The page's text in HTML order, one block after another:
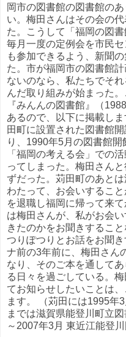
岡市の図書館の図書館の
い。梅田さんはその会の
た。こうして「福岡の図
毎月一度の定例会を市民
も参加できるよう、新聞
た。市が福岡市の図書館
ないのなら、私たちでそ
んだ取り組みが始まった
『みんんの図書館』（
あるので、以下に掲載し
田町に設置された図書館
り、1990年5月の図書館開
「福岡の考える会」での
ってしまった。梅田さん
ずだった。苅田町のあと
わたって、お会いするこ
を退職し福岡に帰って来
は梅田さんが、私がお会
きたのかをお聞きするこ
つりぽつりとお話をお聞
ナ前の3年前に、梅田さん
なり、そのご本を通して
る日々を過ごしている。
てお知らせしたいことは
ます。 （苅田には1995年
までは滋賀県能登川町立
～2007年3月 東近江能登川